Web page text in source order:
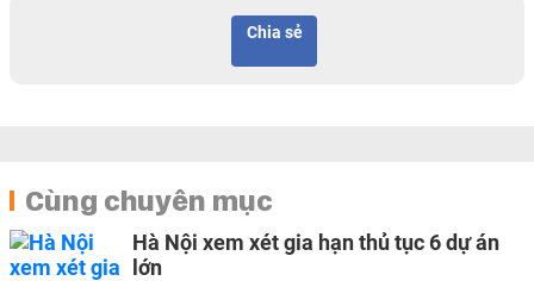
Chia sẻ
Cùng chuyên mục
Hà Nội xem xét gia hạn thủ tục 6 dự án
lớn